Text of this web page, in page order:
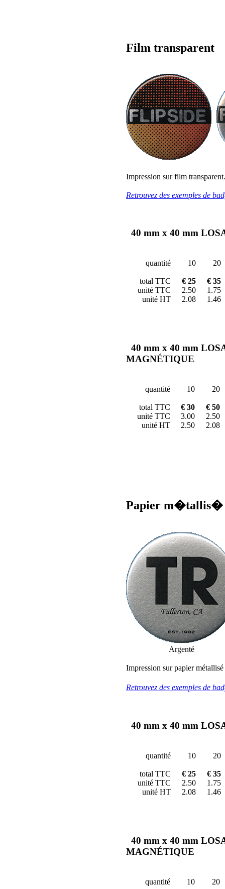
Film transparent
Impression sur film
Retrouvez des exemples de
40 mm x 40 mm
quantité 10 20
total TTC € 25
€ 35
unité TTC
2.50
1.75
unité HT
2.08 1.46
40 mm x 40 mm
MAGNÉTIQUE
quantité 10 20
total TTC € 30
€ 50
unité TTC
3.00
2.50
unité HT
2.50 2.08
Papier m�tallis�
Argenté
Impression sur papier
Retrouvez des exemples de
40 mm x 40 mm
quantité 10 20
total TTC € 25
€ 35
unité TTC
2.50
1.75
unité HT
2.08 1.46
40 mm x 40 mm
MAGNÉTIQUE
quantité 10 20